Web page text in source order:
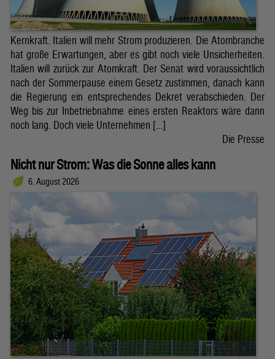
Kernkraft. Italien will mehr Strom produzieren. Die Atombranche
hat große Erwartungen, aber es gibt noch viele Unsicherheiten.
Italien will zurück zur Atomkraft. Der Senat wird voraussichtlich
nach der Sommerpause einem Gesetz zustimmen, danach kann
die Regierung ein entsprechendes Dekret verabschieden. Der
Weg bis zur Inbetriebnahme eines ersten Reaktors wäre dann
noch lang. Doch viele Unternehmen […]
Die Presse
Nicht nur Strom: Was die Sonne alles kann
6. August 2026